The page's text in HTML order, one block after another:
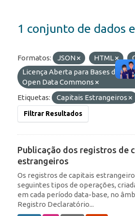
1 conjunto de dados
Formatos: JSON HTML
Licença Aberta para Bases de
Open Data Commons
Etiquetas:
Capitais Estrangeiros
Filtrar Resultados
Publicação dos registros de
estrangeiros
Os registros de capitais
seguintes tipos de operações,
em cada período data-base, no
Registro Declaratório...